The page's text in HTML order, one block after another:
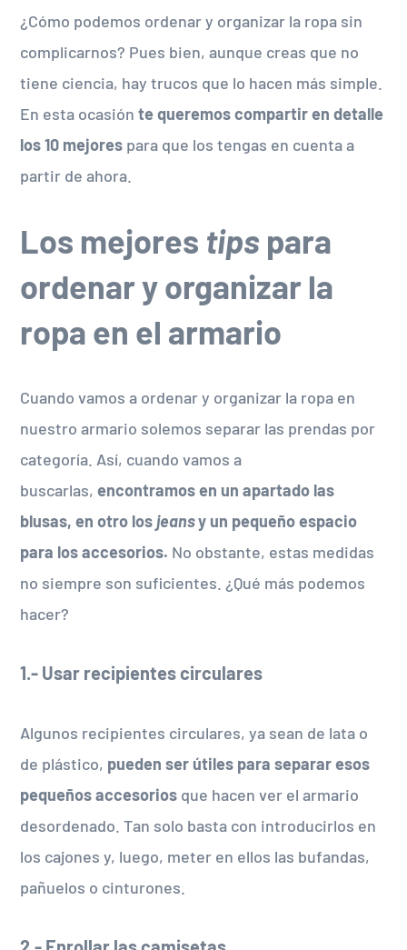
¿Cómo podemos ordenar y organizar la ropa sin
complicarnos? Pues bien, aunque creas que no
tiene ciencia, hay trucos que lo hacen más simple.
En esta ocasiónte queremos compartir en detalle
los 10 mejores para que los tengas en cuenta a
partir de ahora.
Los mejores tips para
ordenar y organizar la
ropa en el armario
Cuando vamos a ordenar y organizar la ropa en
nuestro armario solemos separar las prendas por
categoría. Así, cuando vamos a
buscarlas,encontramos en un apartado las
blusas, en otro los jeansy un pequeño espacio
para los accesorios. No obstante, estas medidas
no siempre son suficientes. ¿Qué más podemos
hacer?
1.- Usar recipientes circulares
Algunos recipientes circulares, ya sean de lata o
de plástico, pueden ser útiles para separar esos
pequeños accesorios que hacen ver el armario
desordenado. Tan solo basta con introducirlos en
los cajones y, luego, meter en ellos las bufandas,
pañuelos o cinturones.